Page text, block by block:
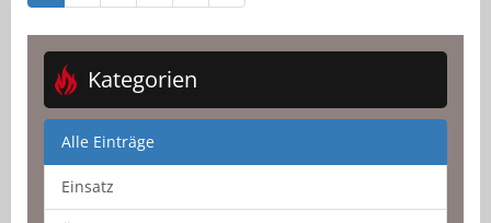
Kategorien
Alle Einträge
Einsatz